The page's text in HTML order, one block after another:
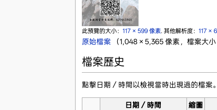
此預覽的大小： 117 × 599 像素. 其他解析度： 117 ×
原始檔案 （1,048 × 5,365 像素，檔案大
檔案歷史
點擊日期／時間以檢視當時出現過的檔案
日期／時間
縮圖